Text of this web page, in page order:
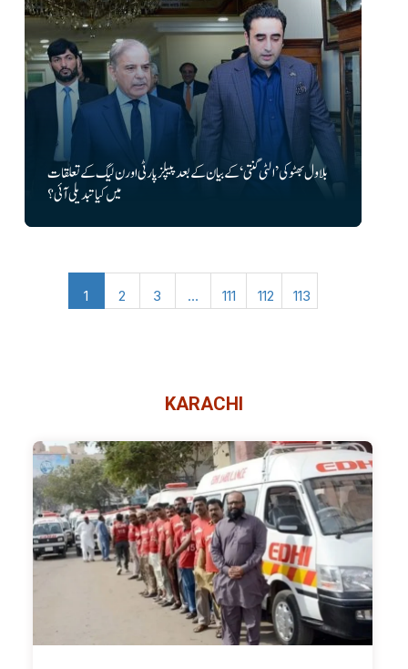
بلاول بھٹو کی ’الٹی گنتی‘ کے بیان کے بعد پیپلز پارٹی اور ن لیگ کے تعلقات
میں کیا تبدیلی آئی؟
1 2 3 … 111 112 113
KARACHI